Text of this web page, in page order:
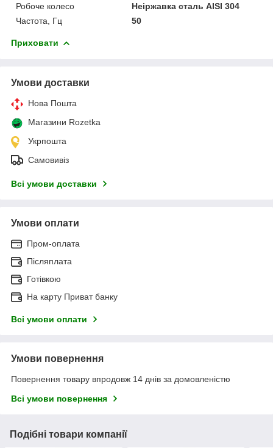
Робоче колесо
Неіржавка сталь AISI 304
Частота, Гц
50
Приховати
Умови доставки
Нова Пошта
Магазини Rozetka
Укрпошта
Самовивіз
Всі умови доставки
Умови оплати
Пром-оплата
Післяплата
Готівкою
На карту Приват банку
Всі умови оплати
Умови повернення
Повернення товару впродовж 14 днів за домовленістю
Всі умови повернення
Подібні товари компанії